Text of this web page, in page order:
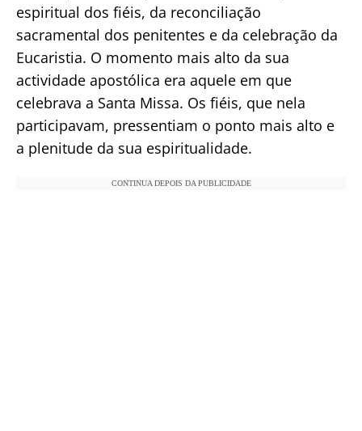
espiritual dos fiéis, da reconciliação
sacramental dos penitentes e da celebração da
Eucaristia. O momento mais alto da sua
actividade apostólica era aquele em que
celebrava a Santa Missa. Os fiéis, que nela
participavam, pressentiam o ponto mais alto e
a plenitude da sua espiritualidade.
CONTINUA DEPOIS DA PUBLICIDADE